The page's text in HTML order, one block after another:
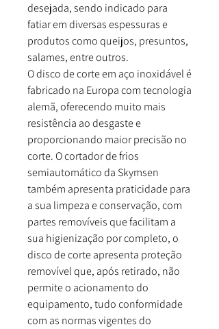
desejada, sendo indicado para
fatiar em diversas espessuras e
produtos como queijos, presuntos,
salames, entre outros.
O disco de corte em aço inoxidável é
fabricado na Europa com tecnologia
alemã, oferecendo muito mais
resistência ao desgaste e
proporcionando maior precisão no
corte. O cortador de frios
semiautomático da Skymsen
também apresenta praticidade para
a sua limpeza e conservação, com
partes removíveis que facilitam a
sua higienização por completo, o
disco de corte apresenta proteção
removível que, após retirado, não
permite o acionamento do
equipamento, tudo conformidade
com as normas vigentes do